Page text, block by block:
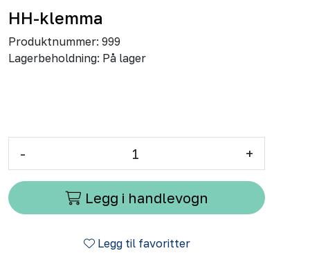
HH-klemma
Produktnummer: 999
Lagerbeholdning: På lager
- +
Legg i handlevogn
Legg til favoritter